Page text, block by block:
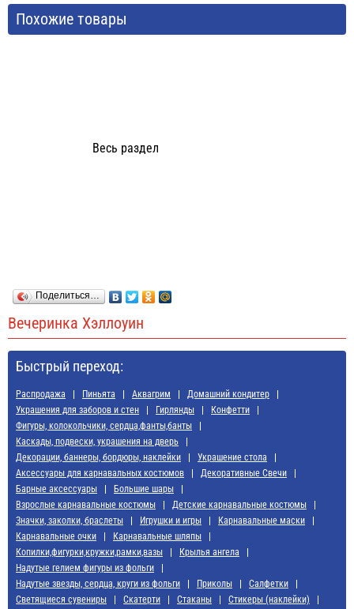
Похожие товары
Весь раздел
Поделиться…
Вечеринка Хэллоуин
Быстрый переход:
Распродажа Пиньята Аквагрим
Домашний кондитер
Украшения для заборов и стен
Гирлянды
Конфетти
Фигуры, колокольчики, сердца,фанты,банты
Каскады, подвески, украшения на дверь
Декорации, баннеры, бордюры, наклейки
Украшение стола
Аксессуары для карнавальных костюмов
Декоративные Свечи
Барные аксессуары
Большие шары
Взрослые карнавальные костюмы
Детские карнавальные костюмы
Значки, заколки, браслеты
Игрушки и игры
Карнавальные маски
Карнавальные очки
Карнавальные шляпы
Копилки,фигурки,кружки,рамки,вазы
Крылья ангела
Надутые гелием фигуры из фольги
Надутые звезды, сердца, круги из фольги
Приколы
Салфетки
Светящиеся сувениры
Скатерти Стаканы
Стикеры (наклейки)